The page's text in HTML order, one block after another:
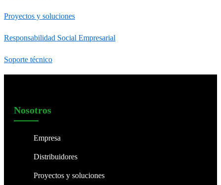
Proyectos y soluciones
Responsabilidad Social Empresarial
Soporte técnico
Nosotros
Empresa
Distribuidores
Proyectos y soluciones